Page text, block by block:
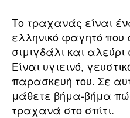
Το τραχανάς είναι
ελληνικό φαγητό που
σιμιγδάλι και αλεύρι
Είναι υγιεινό,
παρασκευή του. Σε
μάθετε βήμα-βήμα
τραχανά στο σπίτι.